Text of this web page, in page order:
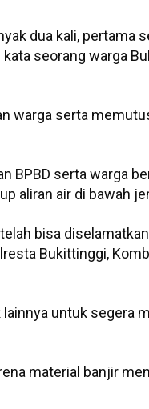
dua kali, pertama
seorang warga
warga serta
BPBD serta warga
aliran air di bawah
bisa
Bukittinggi,
untuk segera
material banjir